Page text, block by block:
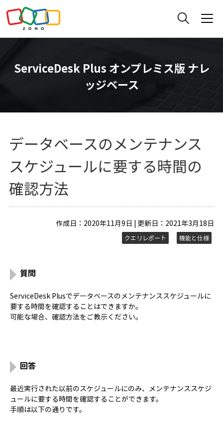
ServiceDesk Plus オンプレミス版 ナレ
ッジベース
データベースのメンテナンス
スケジュールに要する時間の
確認方法
作成日：2020年11月9日 | 更新日：2021年3月18日
クエリレポート 機能と仕様
質問
ServiceDesk Plusでデータベースのメンテナンススケジュールに
要する時間を確認することはできますか。
可能な場合、確認方法をご教示ください。
回答
最近実行された以前のスケジュールにのみ、メンテナンススケジ
ュールに要する時間を確認することができます。
手順は以下の通りです。